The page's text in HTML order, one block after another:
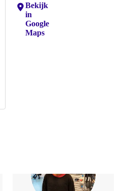
Locaties:
Bekijk
in
Google
Maps